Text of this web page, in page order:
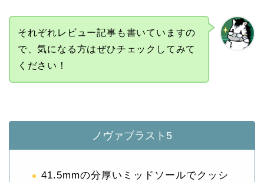
それぞれレビュー記事も書いていますの
で、気になる方はぜひチェックしてみて
ください！
ノヴァブラスト5
41.5mmの分厚いミッドソールでクッシ